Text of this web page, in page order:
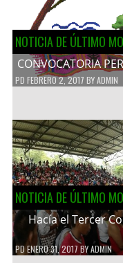
NOTICIA DE ÚLTIMO
CONVOCATORIA
PD FEBRERO 2, 2017 BYADMIN
NOTICIA DE ÚLTIMO
Hacía el Tercer
PDENERO 31, 2017 BYADMIN